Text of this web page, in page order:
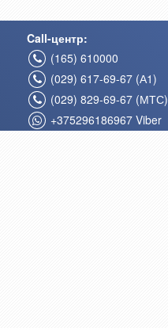
Call-центр:
(165) 610000
(029) 617-69-67 (А1)
(029) 829-69-67 (МТС)
+375296186967 Viber